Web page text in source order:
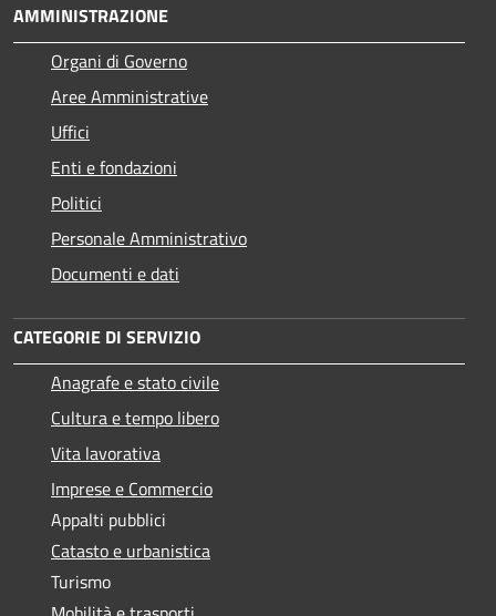
AMMINISTRAZIONE
Organi di Governo
Aree Amministrative
Uffici
Enti e fondazioni
Politici
Personale Amministrativo
Documenti e dati
CATEGORIE DI SERVIZIO
Anagrafe e stato civile
Cultura e tempo libero
Vita lavorativa
Imprese e Commercio
Appalti pubblici
Catasto e urbanistica
Turismo